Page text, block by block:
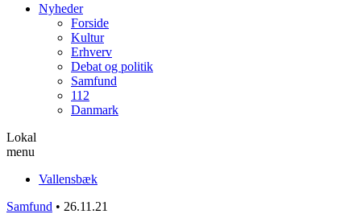
Nyheder
Forside
Kultur
Erhverv
Debat og politik
Samfund
112
Danmark
Lokal
menu
Vallensbæk
Samfund • 26.11.21